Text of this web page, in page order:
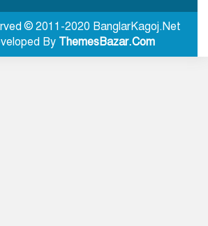
শ্রীবরদীতে ইয়াবাসহ গ্রেপ্তার ২
© 2011-2020 BanglarKagoj.Net
By ThemesBazar.Com